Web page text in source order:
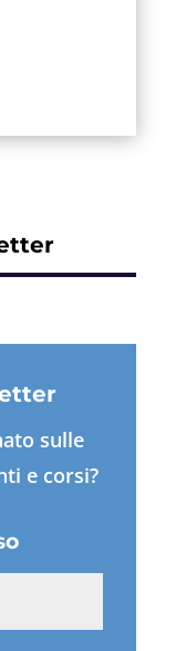
sulle
e corsi?